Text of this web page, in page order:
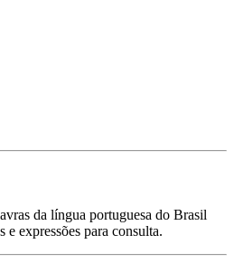
da língua portuguesa do Brasil
expressões para consulta.